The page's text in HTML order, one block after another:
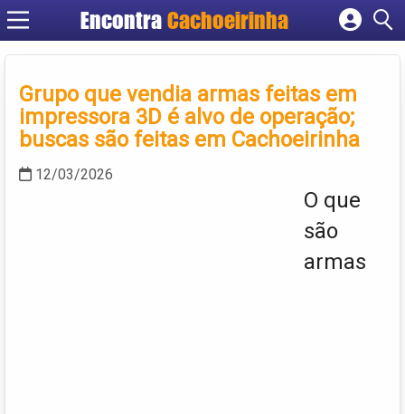
Encontra Cachoeirinha
Cadastrar empresa
Criar conta
Grupo que vendia armas feitas em
impressora 3D é alvo de operação;
buscas são feitas em Cachoeirinha
12/03/2026
O que
são
armas